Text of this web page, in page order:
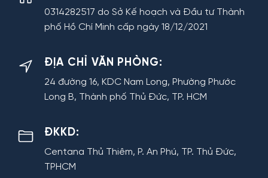
0314282517 do Sở Kế hoạch và Đầu tư Thành
phố Hồ Chí Minh cấp ngày 18/12/2021
ĐỊA CHỈ VĂN PHÒNG:
24 đường 16, KDC Nam Long, Phường Phước
Long B, Thành phố Thủ Đức, TP. HCM
ĐKKD:
Centana Thủ Thiêm, P. An Phú, TP. Thủ Đức,
TPHCM